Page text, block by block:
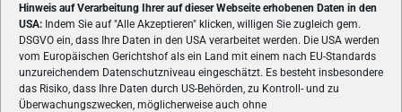
Hinweis auf Verarbeitung Ihrer auf dieser Webseite erhobenen Daten in den
USA: Indem Sie auf "Alle Akzeptieren" klicken, willigen Sie zugleich gem.
DSGVO ein, dass Ihre Daten in den USA verarbeitet werden. Die USA werden
vom Europäischen Gerichtshof als ein Land mit einem nach EU-Standards
unzureichendem Datenschutzniveau eingeschätzt. Es besteht insbesondere
das Risiko, dass Ihre Daten durch US-Behörden, zu Kontroll- und zu
Überwachungszwecken, möglicherweise auch ohne
ÜBER UNS
VON GAMERN, FÜR GAMER! Gamers.at ist das älteste Online-
Spielemagazin Österreichs und bringt täglich aktuelle News,
Reviews und Videos zu PC- und Konsolenspielen, Gaming-